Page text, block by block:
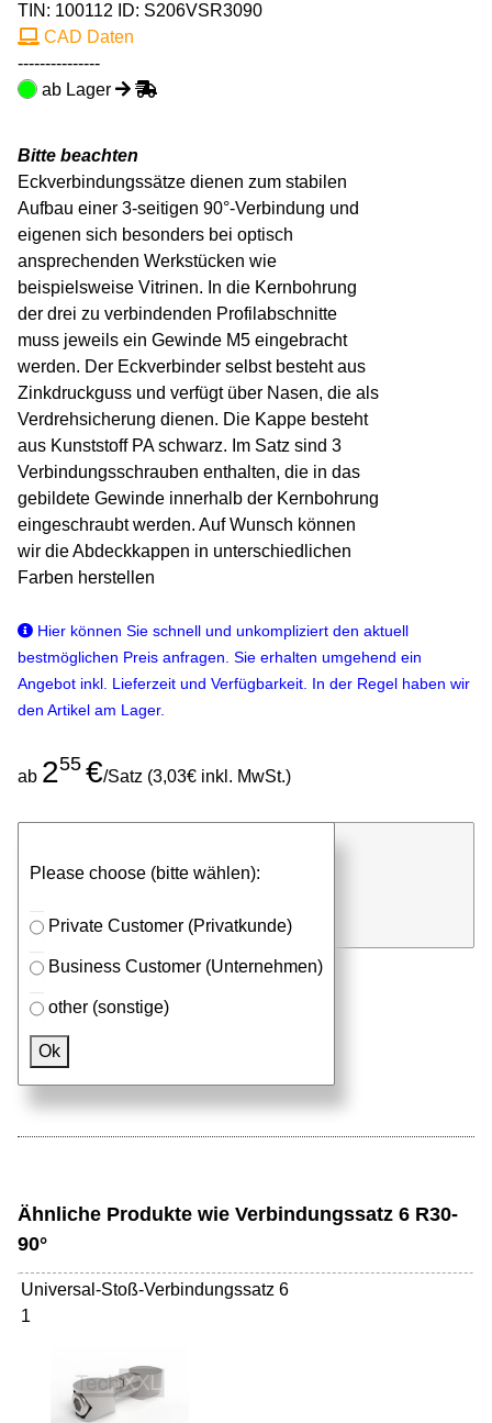
TIN: 100112 ID: S206VSR3090
CAD Daten
---------------
ab Lager
Bitte beachten
Eckverbindungssätze dienen zum stabilen
Aufbau einer 3-seitigen 90°-Verbindung und
eigenen sich besonders bei optisch
ansprechenden Werkstücken wie
beispielsweise Vitrinen. In die Kernbohrung
der drei zu verbindenden Profilabschnitte
muss jeweils ein Gewinde M5 eingebracht
werden. Der Eckverbinder selbst besteht aus
Zinkdruckguss und verfügt über Nasen, die als
Verdrehsicherung dienen. Die Kappe besteht
aus Kunststoff PA schwarz. Im Satz sind 3
Verbindungsschrauben enthalten, die in das
gebildete Gewinde innerhalb der Kernbohrung
eingeschraubt werden. Auf Wunsch können
wir die Abdeckkappen in unterschiedlichen
Farben herstellen
Hier können Sie schnell und unkompliziert den aktuell
bestmöglichen Preis anfragen. Sie erhalten umgehend ein
Angebot inkl. Lieferzeit und Verfügbarkeit. In der Regel haben wir
den Artikel am Lager.
ab 255 €/Satz (3,03€ inkl. MwSt.)
Please choose (bitte wählen):
Private Customer (Privatkunde)
Business Customer (Unternehmen)
other (sonstige)
Ok
⮮
Satz in Anfrageliste
Passendes Zubehör
Aluprofile
Ähnliche Produkte wie Verbindungssatz 6 R30-
90°
Universal-Stoß-Verbindungssatz 6
1